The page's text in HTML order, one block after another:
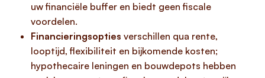
uw financiële buffer en biedt geen fiscale
voordelen.
Financieringsopties verschillen qua rente,
looptijd, flexibiliteit en bijkomende kosten;
hypothecaire leningen en bouwdepots hebben